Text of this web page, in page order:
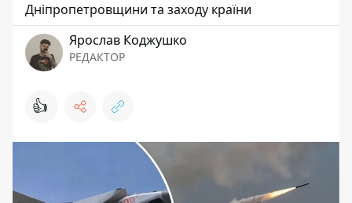
Дніпропетровщини та заходу країни
Ярослав Коджушко
РЕДАКТОР
👍